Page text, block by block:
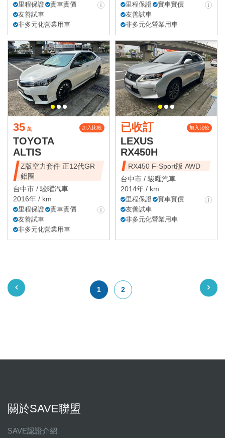
里程保證
實車實價
友善試車
非多元化營業用車
里程保證
實車實價
友善試車
非多元化營業用車
35 萬 加入比較
TOYOTA
ALTIS
Z版空力套件 正12代GR
鋁圈
台中市 /駿曜汽車
2016年 / km
里程保證
實車實價
友善試車
非多元化營業用車
已收訂 加入比較
LEXUS
RX450H
RX450 F-Sport版 AWD
台中市 /駿曜汽車
2014年 / km
里程保證
實車實價
友善試車
非多元化營業用車
1 2
關於SAVE聯盟
SAVE認證介紹